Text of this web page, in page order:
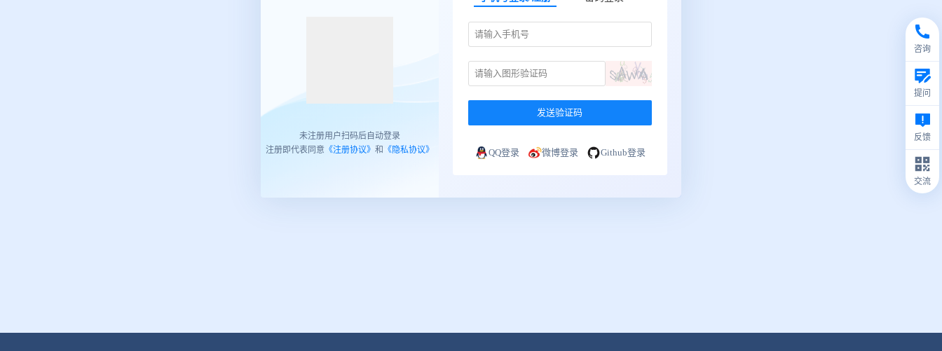
咨询
提问
反馈
交流
未注册用户扫码后自动登录
注册即代表同意 《注册协议》 和 《隐私协议》
发送验证码
QQ登录 微博登录 Github登录